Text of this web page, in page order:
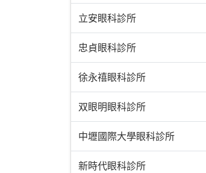
立安眼科診所
忠貞眼科診所
徐永禧眼科診所
双眼明眼科診所
中壢國際大學眼科診所
新時代眼科診所